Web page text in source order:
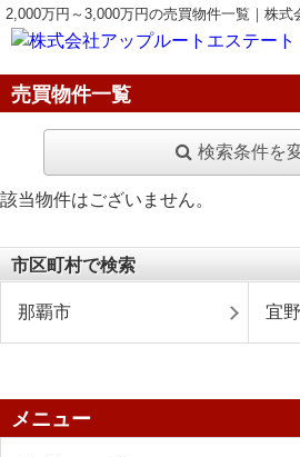
2,000万円～3,000万円の売買物件一覧｜株式
売買物件一覧
検索条件を
該当物件はございません。
市区町村で検索
那覇市 宜
メニュー